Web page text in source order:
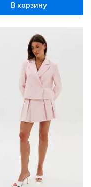
В корзину